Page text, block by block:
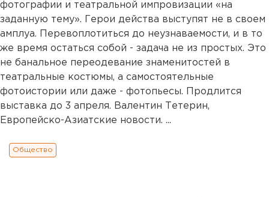
фотографии и театральной импровизации «на
заданную тему». Герои действа выступят не в своем
амплуа. Перевоплотиться до неузнаваемости, и в то
же время остаться собой - задача не из простых. Это
не банальное переодевание знаменитостей в
театральные костюмы, а самостоятельные
фотоистории или даже - фотопьесы. Продлится
выставка до 3 апреля. Валентин Тетерин,
Европейско-Азиатские новости. ...
Общество